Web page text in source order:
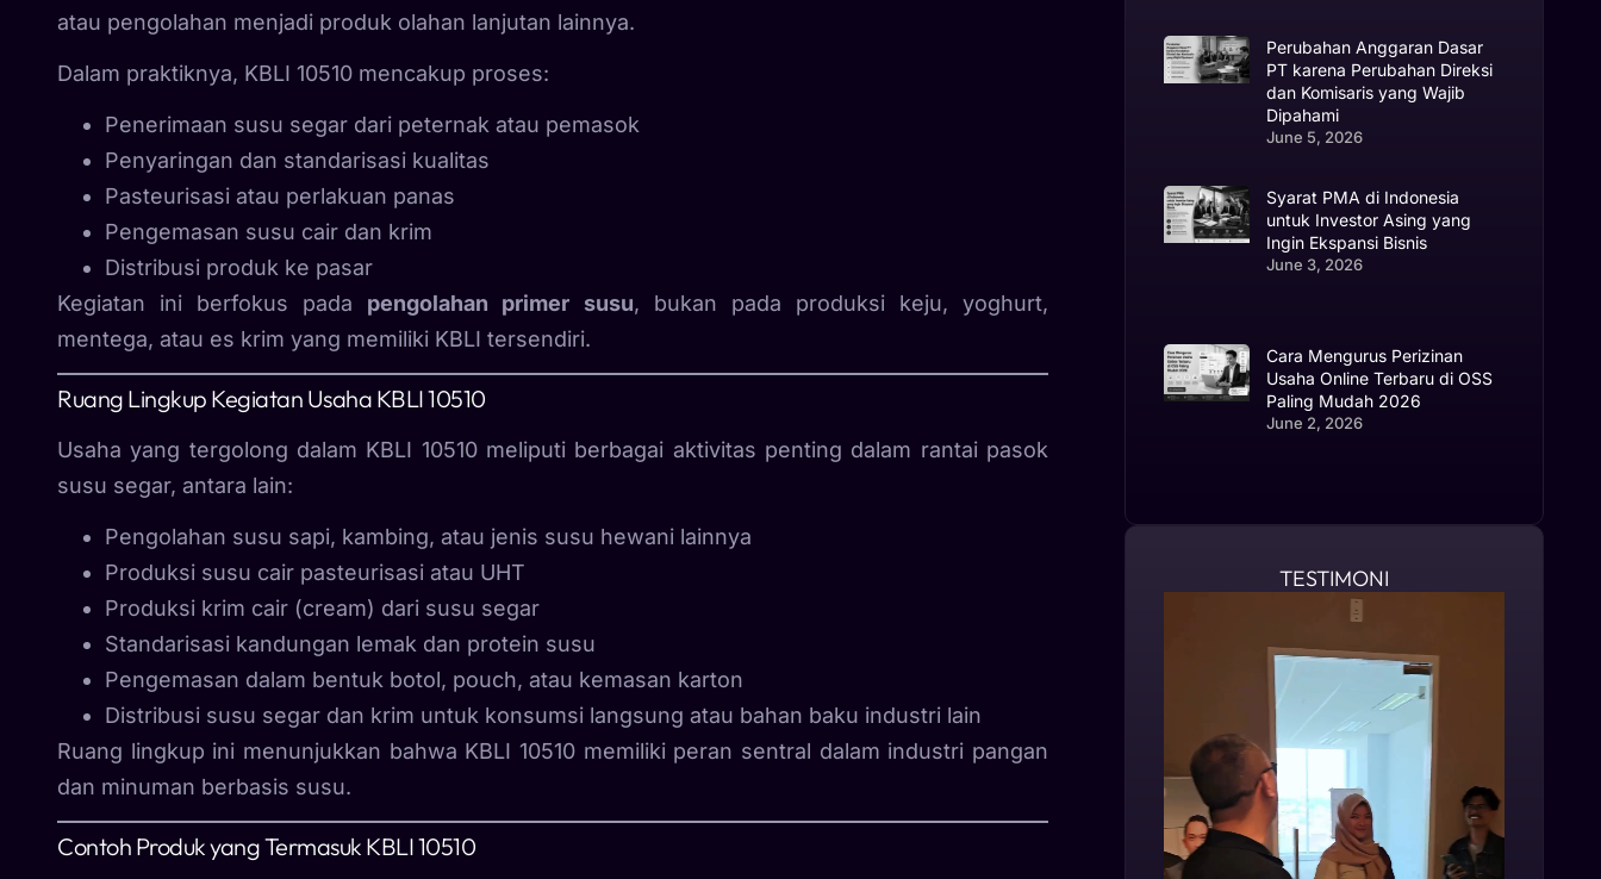
atau pengolahan menjadi produk olahan lanjutan lainnya.
Dalam praktiknya, KBLI 10510 mencakup proses:
Penerimaan susu segar dari peternak atau pemasok
Penyaringan dan standarisasi kualitas
Pasteurisasi atau perlakuan panas
Pengemasan susu cair dan krim
Distribusi produk ke pasar
Kegiatan ini berfokus pada pengolahan primer susu, bukan pada produksi keju, yoghurt,
mentega, atau es krim yang memiliki KBLI tersendiri.
Ruang Lingkup Kegiatan Usaha KBLI 10510
Usaha yang tergolong dalam KBLI 10510 meliputi berbagai aktivitas penting dalam rantai pasok
susu segar, antara lain:
Pengolahan susu sapi, kambing, atau jenis susu hewani lainnya
Produksi susu cair pasteurisasi atau UHT
Produksi krim cair (cream) dari susu segar
Standarisasi kandungan lemak dan protein susu
Pengemasan dalam bentuk botol, pouch, atau kemasan karton
Distribusi susu segar dan krim untuk konsumsi langsung atau bahan baku industri lain
Ruang lingkup ini menunjukkan bahwa KBLI 10510 memiliki peran sentral dalam industri pangan
dan minuman berbasis susu.
Contoh Produk yang Termasuk KBLI 10510
Perubahan Anggaran Dasar
PT karena Perubahan Direksi
dan Komisaris yang Wajib
Dipahami
June 5, 2026
Syarat PMA di Indonesia
untuk Investor Asing yang
Ingin Ekspansi Bisnis
June 3, 2026
Cara Mengurus Perizinan
Usaha Online Terbaru di OSS
Paling Mudah 2026
June 2, 2026
TESTIMONI